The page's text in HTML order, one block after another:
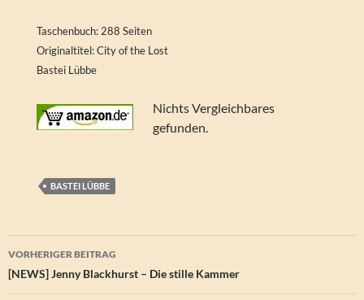
Taschenbuch: 288 Seiten
Originaltitel: City of the Lost
Bastei Lübbe
Nichts Vergleichbares
gefunden.
BASTEI LÜBBE
Beitragsnavigation
VORHERIGER BEITRAG
[NEWS] Jenny Blackhurst – Die stille Kammer